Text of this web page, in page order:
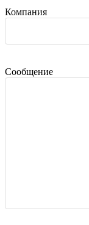
Компания
Сообщение